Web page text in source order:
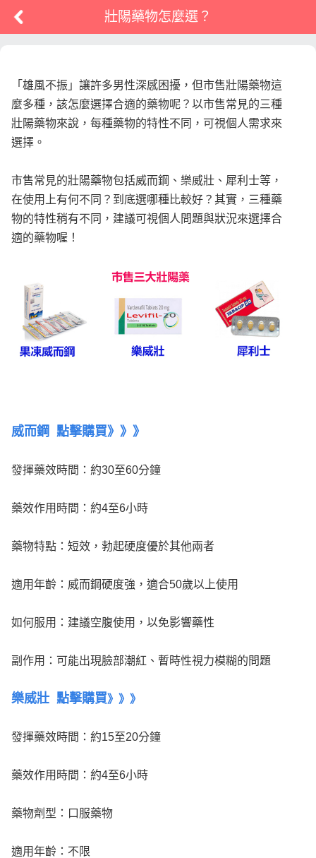
壯陽藥物怎麼選？
「雄風不振」讓許多男性深感困擾，但市售壯陽藥物這
麼多種，該怎麼選擇合適的藥物呢？以市售常見的三種
壯陽藥物來說，每種藥物的特性不同，可視個人需求來
選擇 。
市售常見的壯陽藥物包括威而鋼、樂威壯、犀利士等，
在使用上有何不同？到底選哪種比較好？其實，三種藥
物的特性稍有不同，建議可視個人問題與狀況來選擇合
適的藥物喔！
威而鋼 點擊購買》 》 》
發揮藥效時間：約30至60分鐘
藥效作用時間：約4至6小時
藥物特點：短效，勃起硬度優於其他兩者
適用年齡：威而鋼硬度強，適合50歲以上使用
如何服用：建議空腹使用，以免影響藥性
副作用：可能出現臉部潮紅、暫時性視力模糊的問題
樂威壯 點擊購買》 》 》
發揮藥效時間：約15至20分鐘
藥效作用時間：約4至6小時
藥物劑型：口服藥物
適用年齡：不限